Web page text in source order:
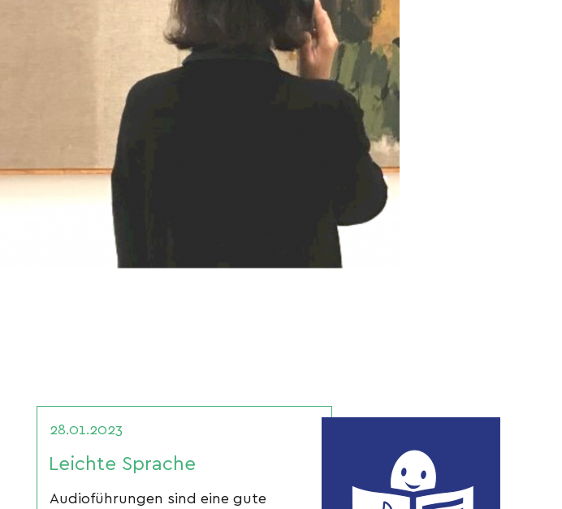
28.01.2023
Leichte Sprache
Audioführungen sind eine gute